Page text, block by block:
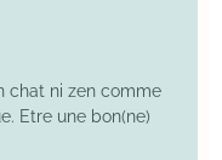
chat ni zen comme
Etre une bon(ne)